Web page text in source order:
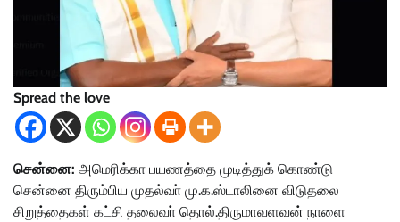
Spread the love
சென்னை: அமெரிக்கா பயணத்தை முடித்துக் கொண்டு
சென்னை திரும்பிய முதல்வா் மு.க.ஸ்டாலினை விடுதலை
சிறுத்தைகள் கட்சி தலைவா் தொல்.திருமாவளவன் நாளை